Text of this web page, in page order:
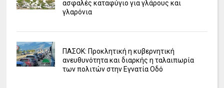
ασφαλές καταφύγιο για γλάρους και
γλαρόνια
ΠΑΣΟΚ: Προκλητική η κυβερνητική
ανευθυνότητα και διαρκής η ταλαιπωρία
των πολιτών στην Εγνατία Οδό